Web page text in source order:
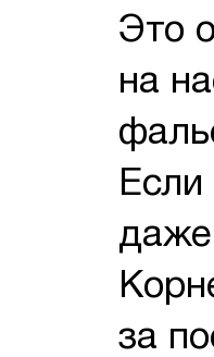
Это
на
даже
за